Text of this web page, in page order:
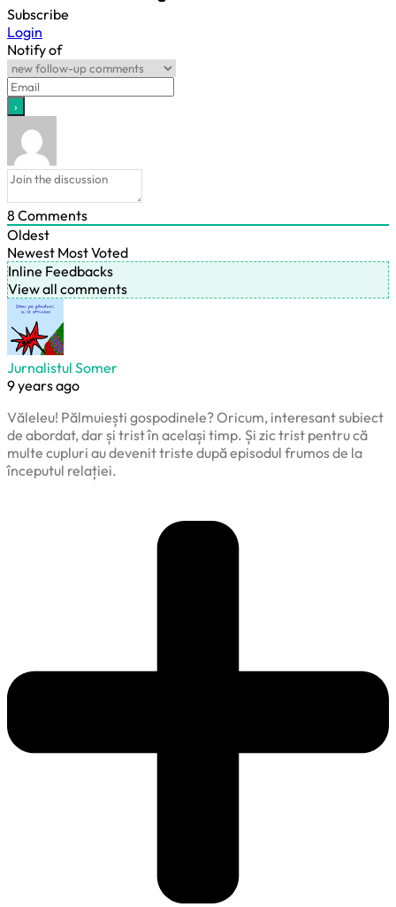
Subscribe
Login
Notify of
8 Comments
Oldest
Newest Most Voted
Inline Feedbacks
View all comments
Jurnalistul Somer
9 years ago
Văleleu! Pălmuiești gospodinele? Oricum, interesant subiect
de abordat, dar și trist în același timp. Și zic trist pentru că
multe cupluri au devenit triste după episodul frumos de la
începutul relației.